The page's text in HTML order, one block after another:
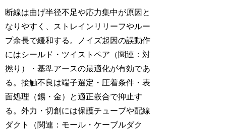
断線は曲げ半径不足や応力集中が原因と
なりやすく、ストレインリリーフやルー
プ余長で緩和する。ノイズ起因の誤動作
にはシールド・ツイストペア（関連：対
撚り）・基準アースの最適化が有効であ
る。接触不良は端子選定・圧着条件・表
面処理（錫・金）と適正嵌合で抑止す
る。外力・切創には保護チューブや配線
ダクト（関連：モール・ケーブルダク